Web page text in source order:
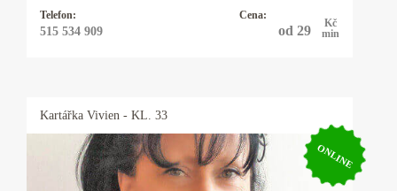
Telefon:
515 534 909
Cena:
od 29
Kč
min
Kartářka Vivien - KL. 33
ONLINE